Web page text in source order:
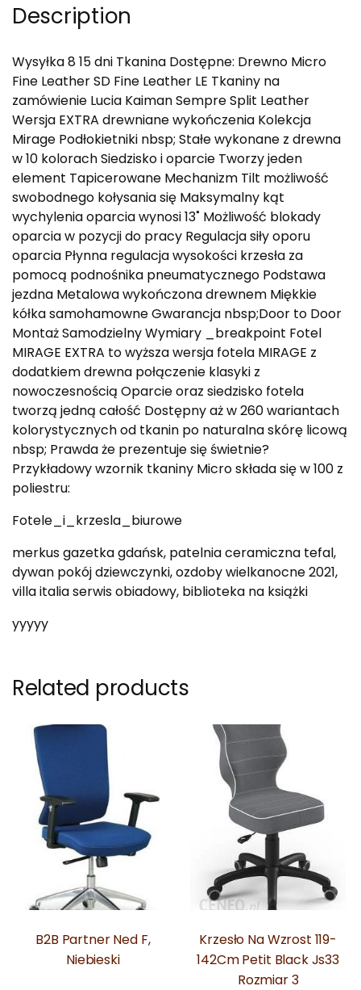
Description
Wysyłka 8 15 dni Tkanina Dostępne: Drewno Micro
Fine Leather SD Fine Leather LE Tkaniny na
zamówienie Lucia Kaiman Sempre Split Leather
Wersja EXTRA drewniane wykończenia Kolekcja
Mirage Podłokietniki nbsp; Stałe wykonane z drewna
w 10 kolorach Siedzisko i oparcie Tworzy jeden
element Tapicerowane Mechanizm Tilt możliwość
swobodnego kołysania się Maksymalny kąt
wychylenia oparcia wynosi 13˚ Możliwość blokady
oparcia w pozycji do pracy Regulacja siły oporu
oparcia Płynna regulacja wysokości krzesła za
pomocą podnośnika pneumatycznego Podstawa
jezdna Metalowa wykończona drewnem Miękkie
kółka samohamowne Gwarancja nbsp;Door to Door
Montaż Samodzielny Wymiary _breakpoint Fotel
MIRAGE EXTRA to wyższa wersja fotela MIRAGE z
dodatkiem drewna połączenie klasyki z
nowoczesnością Oparcie oraz siedzisko fotela
tworzą jedną całość Dostępny aż w 260 wariantach
kolorystycznych od tkanin po naturalna skórę licową
nbsp; Prawda że prezentuje się świetnie?
Przykładowy wzornik tkaniny Micro składa się w 100 z
poliestru:
Fotele_i_krzesla_biurowe
merkus gazetka gdańsk, patelnia ceramiczna tefal,
dywan pokój dziewczynki, ozdoby wielkanocne 2021,
villa italia serwis obiadowy, biblioteka na książki
yyyyy
Related products
B2B Partner Ned F,
Niebieski
Krzesło Na Wzrost 119-
142Cm Petit Black Js33
Rozmiar 3